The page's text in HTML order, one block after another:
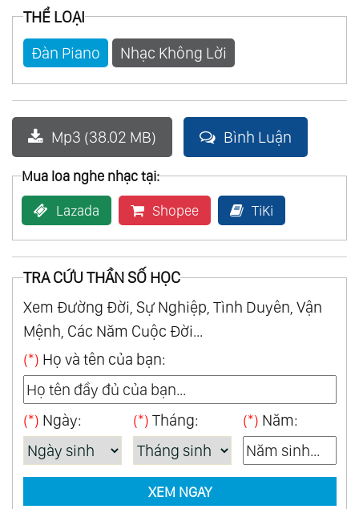
31. Romantic Dreams
32.Mis Canciones Favoritas Vol.1
33. Mis Canciones Favoritas Vol.2
34.My Classic Collection
35.Serenaden
36.America Latina... Vol.2 Mon Amour
Meisterstucke Vol.2
39. Remembering The Movies
40.Ballade Pour Adeline Vol.2
41. Desperado
43. Les Nouvelles Ballades Romantiques
44.
My Classic Collection Vol.2
45.Together At Last
46.When A Man Loves A Woman
47.Amour Pour Amour
48.Japon Mon Amour
49.Two Together
One World Of Music
THỂ LOẠI
Đàn Piano
Nhạc Không Lời
Mp3 (38.02 MB) Bình Luận
Mua loa nghe nhạc tại:
Lazada Shopee TiKi
TRA CỨU THẦN SỐ HỌC
Xem Đường Đời, Sự Nghiệp, Tình Duyên, Vận
Mệnh, Các Năm Cuộc Đời...
(*) Họ và tên của bạn:
(*) Ngày: (*) Tháng: (*) Năm:
XEM NGAY